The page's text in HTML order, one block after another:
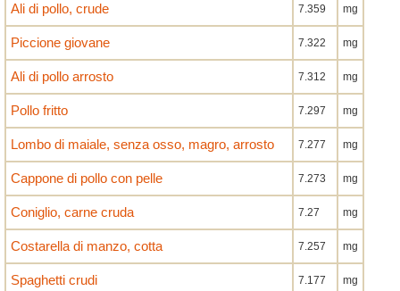
Ali di pollo, crude 7.359 mg
Piccione giovane 7.322 mg
Ali di pollo arrosto 7.312 mg
Pollo fritto 7.297 mg
Lombo di maiale, senza osso, magro, arrosto 7.277 mg
Cappone di pollo con pelle 7.273 mg
Coniglio, carne cruda 7.27 mg
Costarella di manzo, cotta 7.257 mg
Spaghetti crudi 7.177 mg